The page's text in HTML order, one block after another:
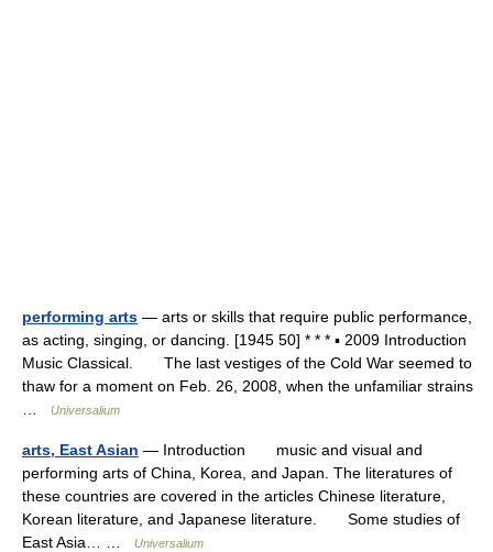
performing arts — arts or skills that require public performance,
as acting, singing, or dancing. [1945 50] * * * ▪ 2009 Introduction
Music Classical. The last vestiges of the Cold War seemed to
thaw for a moment on Feb. 26, 2008, when the unfamiliar strains
Universalium
arts, East Asian — Introduction music and visual and
performing arts of China, Korea, and Japan. The literatures of
these countries are covered in the articles Chinese literature,
Korean literature, and Japanese literature. Some studies of
East Asia… …
Universalium